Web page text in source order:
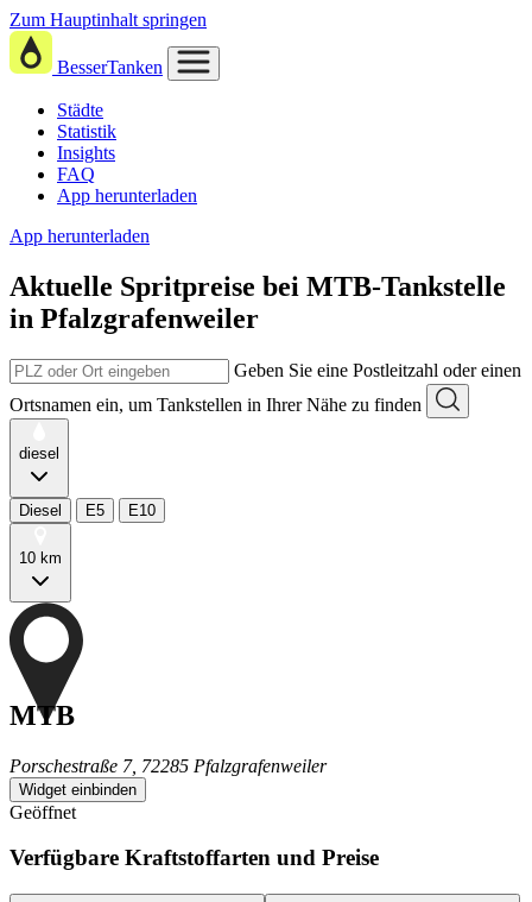
Zum Hauptinhalt springen
BesserTanken
Städte
Statistik
Insights
FAQ
App herunterladen
App herunterladen
Aktuelle Spritpreise bei MTB-Tankstelle
in Pfalzgrafenweiler
Geben Sie eine Postleitzahl oder einen
Ortsnamen ein, um Tankstellen in Ihrer Nähe zu finden
diesel
Diesel E5 E10
10 km
MTB
Porschestraße 7, 72285 Pfalzgrafenweiler
Widget einbinden
Geöffnet
Verfügbare Kraftstoffarten und Preise